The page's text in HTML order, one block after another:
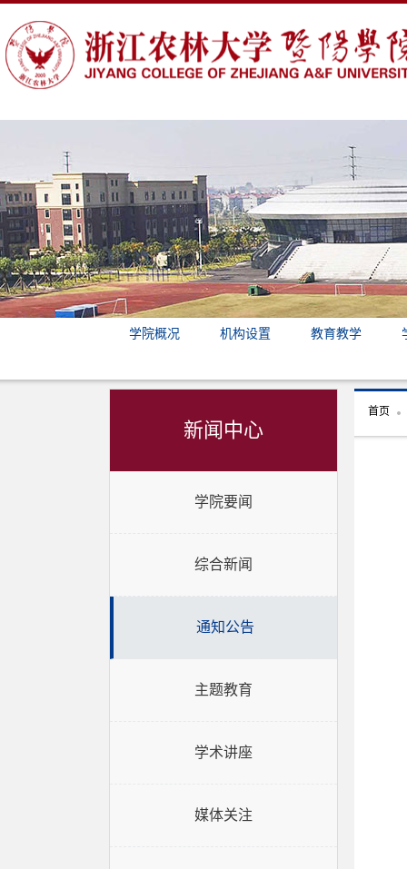
学院概况 机构设置 教育教学
新闻中心
学院要闻
综合新闻
通知公告
主题教育
学术讲座
媒体关注
首页